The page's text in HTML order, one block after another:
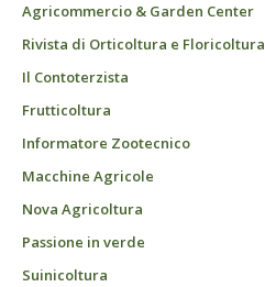
Agricommercio & Garden Center
Rivista di Orticoltura e Floricoltura
Il Contoterzista
Frutticoltura
Informatore Zootecnico
Macchine Agricole
Nova Agricoltura
Passione in verde
Suinicoltura